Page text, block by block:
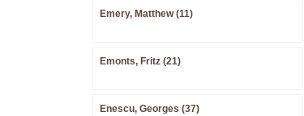
Emery, Matthew (11)
Emonts, Fritz (21)
Enescu, Georges (37)